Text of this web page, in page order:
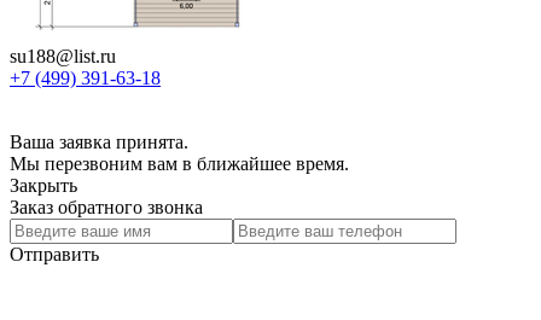
su188@list.ru
+7 (499) 391-63-18
Ваша заявка принята.
Мы перезвоним вам в ближайшее время.
Закрыть
Заказ обратного звонка
Отправить